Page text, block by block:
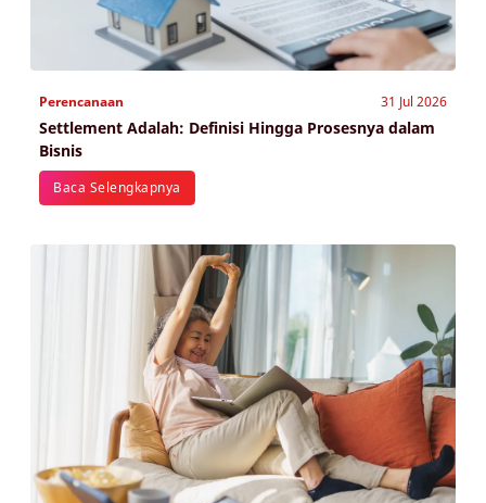
Perencanaan 31 Jul 2026
Settlement Adalah: Definisi Hingga Prosesnya dalam
Bisnis
Baca Selengkapnya